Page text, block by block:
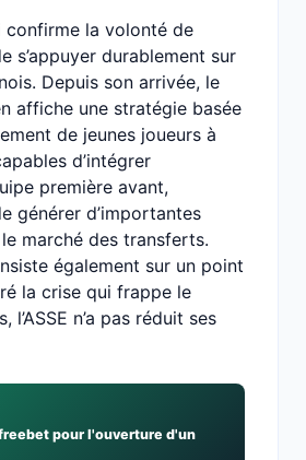
confirme la volonté de
s’appuyer durablement sur
Depuis son arrivée, le
affiche une stratégie basée
de jeunes joueurs à
d’intégrer
première avant,
générer d’importantes
marché des transferts.
également sur un point
la crise qui frappe le
n’a pas réduit ses
pour l'ouverture d'un